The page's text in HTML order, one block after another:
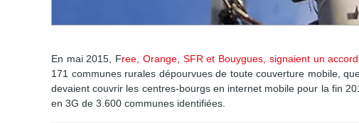
En mai 2015, Free, Orange, SFR et Bouygues, signaient un
171 communes rurales dépourvues de toute couverture mobile,
devaient couvrir les centres-bourgs en internet mobile pour la fin
en 3G de 3.600 communes identifiées.